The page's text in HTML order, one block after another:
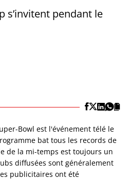
s’invitent pendant le
Bowl est l'événement télé le
bat tous les records de
de la mi-temps est toujours un
diffusées sont généralement
publicitaires ont été